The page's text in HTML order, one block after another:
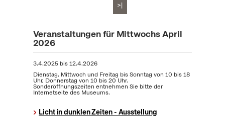
>|
Veranstaltungen für Mittwochs April
2026
3.4.2025bis12.4.2026
Dienstag, Mittwoch und Freitag bis Sonntag von 10 bis 18
Uhr, Donnerstag von 10 bis 20 Uhr.
Sonderöffnungszeiten entnehmen Sie bitte der
Internetseite des Museums.
Licht in dunklen Zeiten - Ausstellung